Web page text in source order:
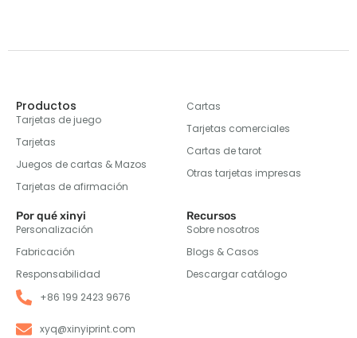
Productos
Tarjetas de juego
Tarjetas
Juegos de cartas & Mazos
Tarjetas de afirmación
Cartas
Tarjetas comerciales
Cartas de tarot
Otras tarjetas impresas
Por qué xinyi
Personalización
Fabricación
Responsabilidad
Recursos
Sobre nosotros
Blogs & Casos
Descargar catálogo
+86 199 2423 9676
xyq@xinyiprint.com